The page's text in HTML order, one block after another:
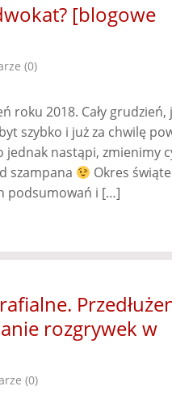
[blogowe
(0)
roku 2018. Cały grudzień,
szybko i już za chwilę
nastąpi, zmienimy
szampana
Okres
podsumowań i […]
rozgrywek w
(0)